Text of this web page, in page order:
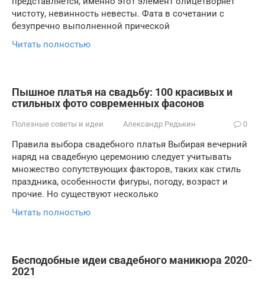
чистоту, невинность невесты. Фата в сочетании с
безупречно выполненной прической
Читать полностью
Пышное платья на свадьбу: 100 красивых и
стильных фото современных фасонов
Полезные советы и идеи Александр Редькин 0
Правила выбора свадебного платья Выбирая вечерний
наряд на свадебную церемонию следует учитывать
множество сопутствующих факторов, таких как стиль
праздника, особенности фигуры, погоду, возраст и
прочие. Но существуют несколько
Читать полностью
Бесподобные идеи свадебного маникюра 2020-
2021